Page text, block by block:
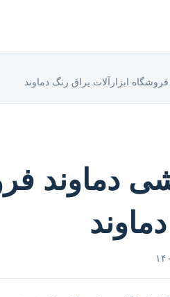
ابزارآلات یراق رنگ دماوند
دماوند